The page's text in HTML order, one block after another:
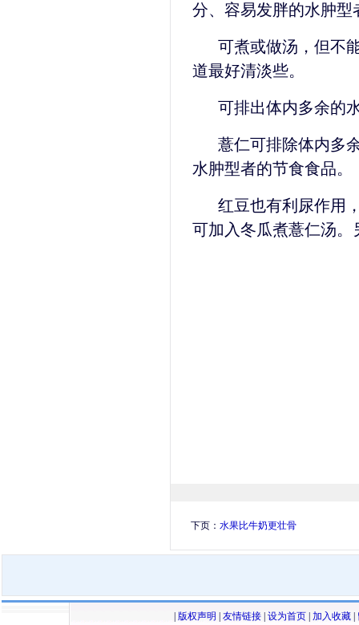
分、容易发胖的水肿型
可煮或做汤，但不
道最好清淡些。
可排出体内多余的
薏仁可排除体内多
水肿型者的节食食品。
红豆也有利尿作用
可加入冬瓜煮薏仁汤
下页： 水果比牛奶更壮骨
版权声明 友情链接 设为首页 加入收藏